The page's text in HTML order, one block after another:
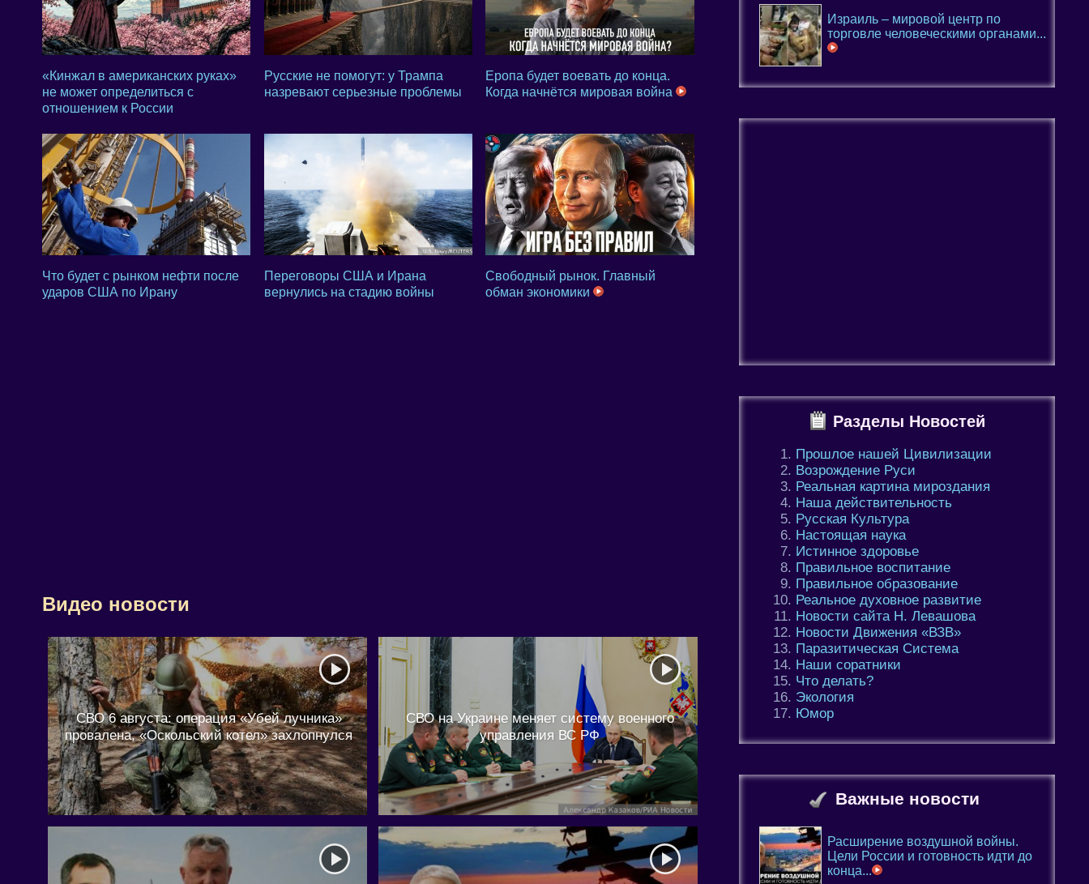
«Кинжал в американских руках»
не может определиться с
отношением к России
Русские не помогут: у Трампа
назревают серьезные проблемы
Еропа будет воевать до конца.
Когда начнётся мировая война
Что будет с рынком нефти после
ударов США по Ирану
Переговоры США и Ирана
вернулись на стадию войны
Свободный рынок. Главный
обман экономики
Видео новости
СВО 6 августа: операция «Убей лучника»
провалена, «Оскольский котел» захлопнулся
СВО на Украине меняет систему военного
управления ВС РФ
Израиль – мировой центр по
торговле человеческими органами...
Разделы Новостей
Прошлое нашей Цивилизации
Возрождение Руси
Реальная картина мироздания
Наша действительность
Русская Культура
Настоящая наука
Истинное здоровье
Правильное воспитание
Правильное образование
Реальное духовное развитие
Новости сайта Н. Левашова
Новости Движения «ВЗВ»
Паразитическая Система
Наши соратники
Что делать?
Экология
Юмор
Важные новости
Расширение воздушной войны.
Цели России и готовность идти до
конца...